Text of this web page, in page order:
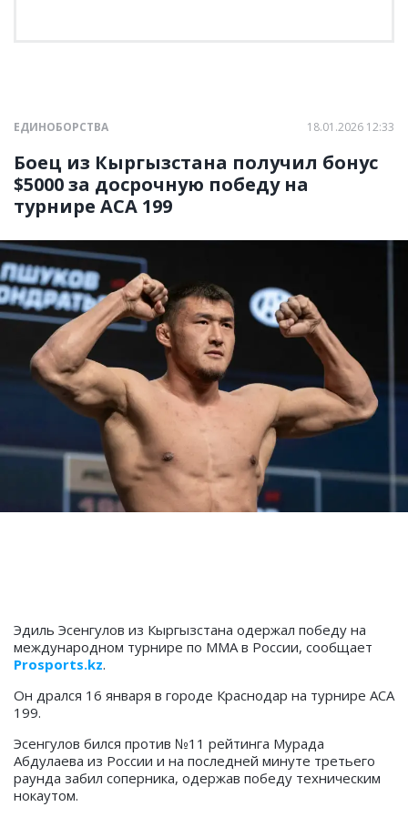
ЕДИНОБОРСТВА 18.01.2026 12:33
Боец из Кыргызстана получил бонус
$5000 за досрочную победу на
турнире АСА 199
Эдиль Эсенгулов из Кыргызстана одержал победу на
международном турнире по ММА в России, сообщает
Prosports.kz.
Он дрался 16 января в городе Краснодар на турнире АСА
199.
Эсенгулов бился против №11 рейтинга Мурада
Абдулаева из России и на последней минуте третьего
раунда забил соперника, одержав победу техническим
нокаутом.